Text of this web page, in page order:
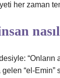
her zaman
“Onların
“el-